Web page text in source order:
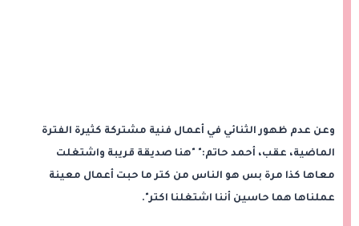
وعن عدم ظهور الثنائي في أعمال فنية مشتركة كثيرة الفترة
الماضية، عقب، أحمد حاتم:" "هنا صديقة قريبة واشتغلت
معاها كذا مرة بس هو الناس من كتر ما حبت أعمال معينة
عملناها هما حاسين أننا اشتغلنا اكتر".